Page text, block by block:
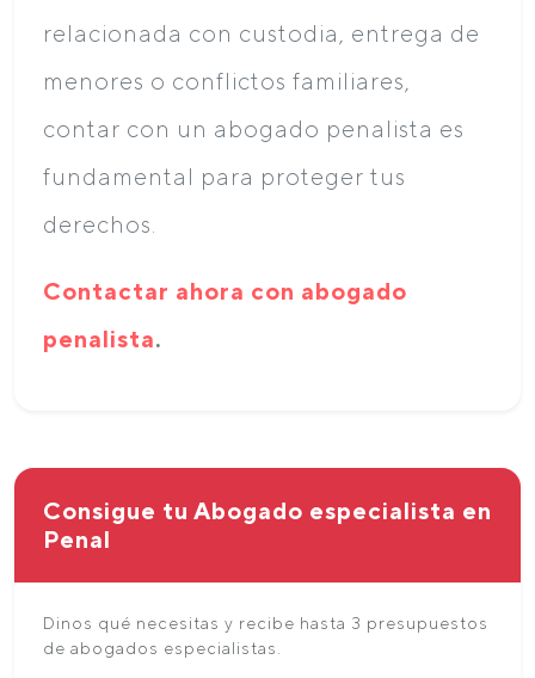
relacionada con custodia, entrega de
menores o conflictos familiares,
contar con un abogado penalista es
fundamental para proteger tus
derechos.
Contactar ahora con abogado
penalista.
Consigue tu Abogado especialista en
Penal
Dinos qué necesitas y recibe hasta 3 presupuestos
de abogados especialistas.